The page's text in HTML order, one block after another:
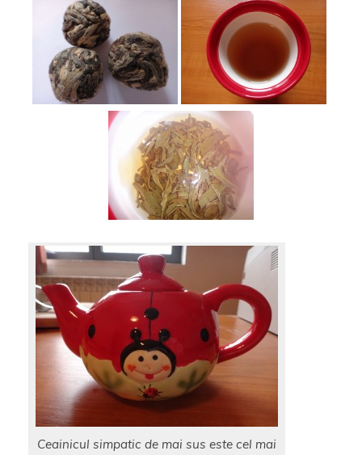
Ceainicul simpatic de mai sus este cel mai